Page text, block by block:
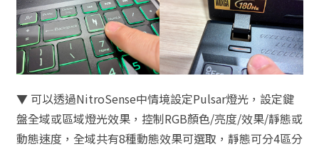
▼ 可以透過NitroSense中情境設定Pulsar燈光，設定鍵
盤全域或區域燈光效果，控制RGB顏色/亮度/效果/靜態或
動態速度，全域共有8種動態效果可選取，靜態可分4區分